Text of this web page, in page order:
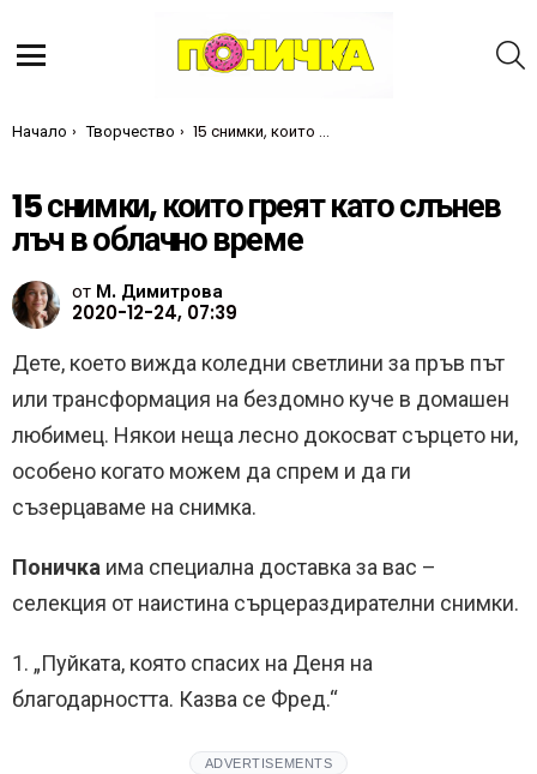
Ти си тук:
Начало Творчество 15 снимки, които греят като слънев лъч в облачно време
15 снимки, които греят като слънев
лъч в облачно време
от М. Димитрова
2020-12-24, 07:39
Дете, което вижда коледни светлини за пръв път
или трансформация на бездомно куче в домашен
любимец. Някои неща лесно докосват сърцето ни,
особено когато можем да спрем и да ги
съзерцаваме на снимка.
Поничка има специална доставка за вас –
селекция от наистина сърцераздирателни снимки.
1. „Пуйката, която спасих на Деня на
благодарността. Казва се Фред.“
ADVERTISEMENTS